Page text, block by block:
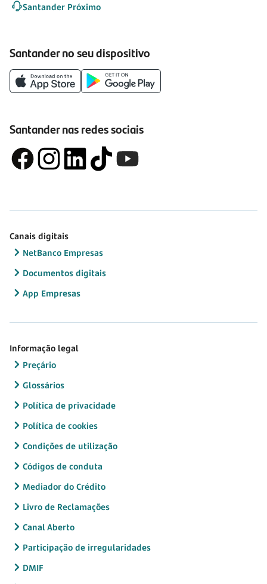
Santander Próximo
Santander no seu dispositivo
Santander nas redes sociais
Canais digitais
NetBanco Empresas
Documentos digitais
App Empresas
Informação legal
Preçário
Glossários
Política de privacidade
Política de cookies
Condições de utilização
Códigos de conduta
Mediador do Crédito
Livro de Reclamações
Canal Aberto
Participação de irregularidades
DMIF